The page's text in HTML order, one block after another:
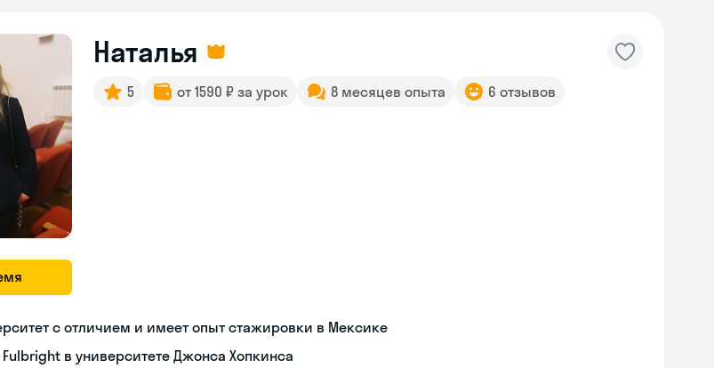
Наталья
5 от 1590 ₽ за урок 8 месяцев опыта 6 отзывов
с отличием и имеет опыт стажировки в Мексике
Fulbright в университете Джонса Хопкинса